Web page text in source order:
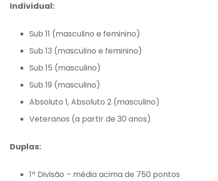
Individual:
Sub 11 (masculino e feminino)
Sub 13 (masculino e feminino)
Sub 15 (masculino)
Sub 19 (masculino)
Absoluto 1, Absoluto 2 (masculino)
Veteranos (a partir de 30 anos)
Duplas:
1ª Divisão – média acima de 750 pontos